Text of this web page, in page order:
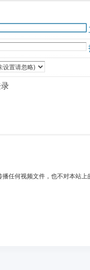
任何视频文件，也不对本站